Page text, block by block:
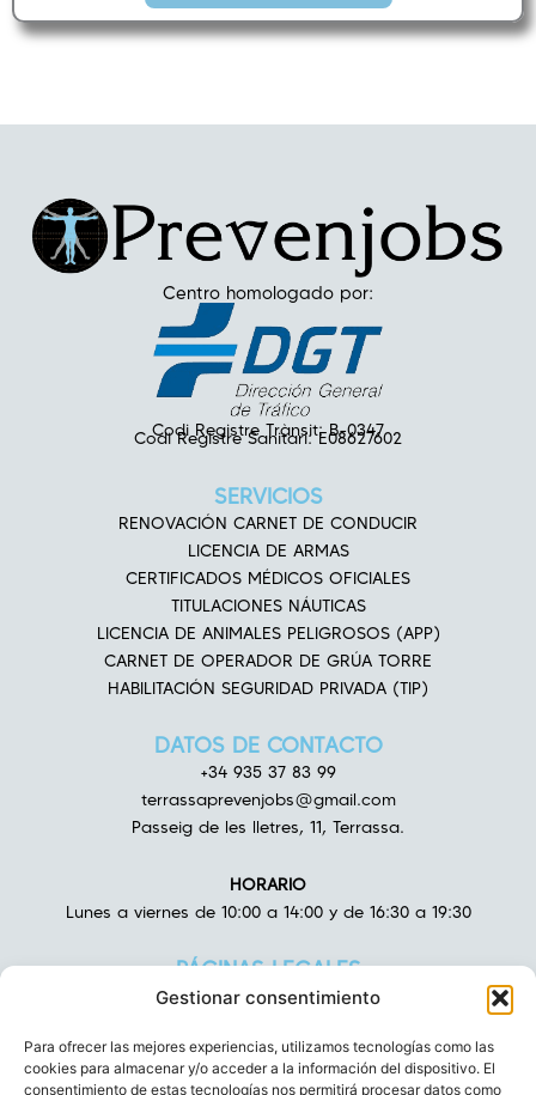
Gestionar consentimiento
Para ofrecer las mejores experiencias, utilizamos tecnologías como las
cookies para almacenar y/o acceder a la información del dispositivo. El
consentimiento de estas tecnologías nos permitirá procesar datos como
Centro homologado por:
Codi Registre Trànsit: B-0347
Codi Registre Sanitari: E08627602
SERVICIOS
RENOVACIÓN CARNET DE CONDUCIR
LICENCIA DE ARMAS
CERTIFICADOS MÉDICOS OFICIALES
TITULACIONES NÁUTICAS
LICENCIA DE ANIMALES PELIGROSOS (APP)
CARNET DE OPERADOR DE GRÚA TORRE
HABILITACIÓN SEGURIDAD PRIVADA (TIP)
DATOS DE CONTACTO
+34 935 37 83 99
terrassaprevenjobs@gmail.com
Passeig de les lletres, 11, Terrassa.
HORARIO
Lunes a viernes de 10:00 a 14:00 y de 16:30 a 19:30
PÁGINAS LEGALES
AVISO LEGAL
POLÍTICA DE COOKIES
DECLARACIÓN DE ACCESIBILIDAD